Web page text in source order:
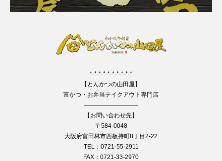
*-*-*-*-*-*-*-*-*-*
【とんかつの山田屋】
富かつ・お弁当テイクアウト専門店
—————————
【お問い合わせ先】
〒584-0048
大阪府富田林市西板持町8丁目2-22
TEL：0721-55-2911
FAX：0721-33-2970